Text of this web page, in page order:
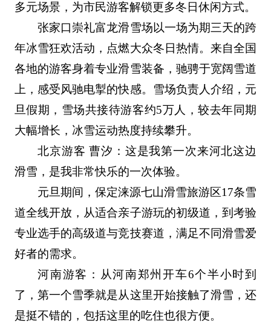
多元场景，为市民游客解锁更多冬日休闲方式。
张家口崇礼富龙滑雪场以一场为期三天的跨
年冰雪狂欢活动，点燃大众冬日热情。来自全国
各地的游客身着专业滑雪装备，驰骋于宽阔雪道
上，感受风驰电掣的快感。雪场负责人介绍，元
旦假期，雪场共接待游客约5万人，较去年同期
大幅增长，冰雪运动热度持续攀升。
北京游客 曹汐：这是我第一次来河北这边
滑雪，是我非常快乐的一次体验。
元旦期间，保定涞源七山滑雪旅游区17条雪
道全线开放，从适合亲子游玩的初级道，到考验
专业选手的高级道与竞技赛道，满足不同滑雪爱
好者的需求。
河南游客：从河南郑州开车6个半小时到
了，第一个雪季就是从这里开始接触了滑雪，还
是挺不错的，包括这里的吃住也很方便。